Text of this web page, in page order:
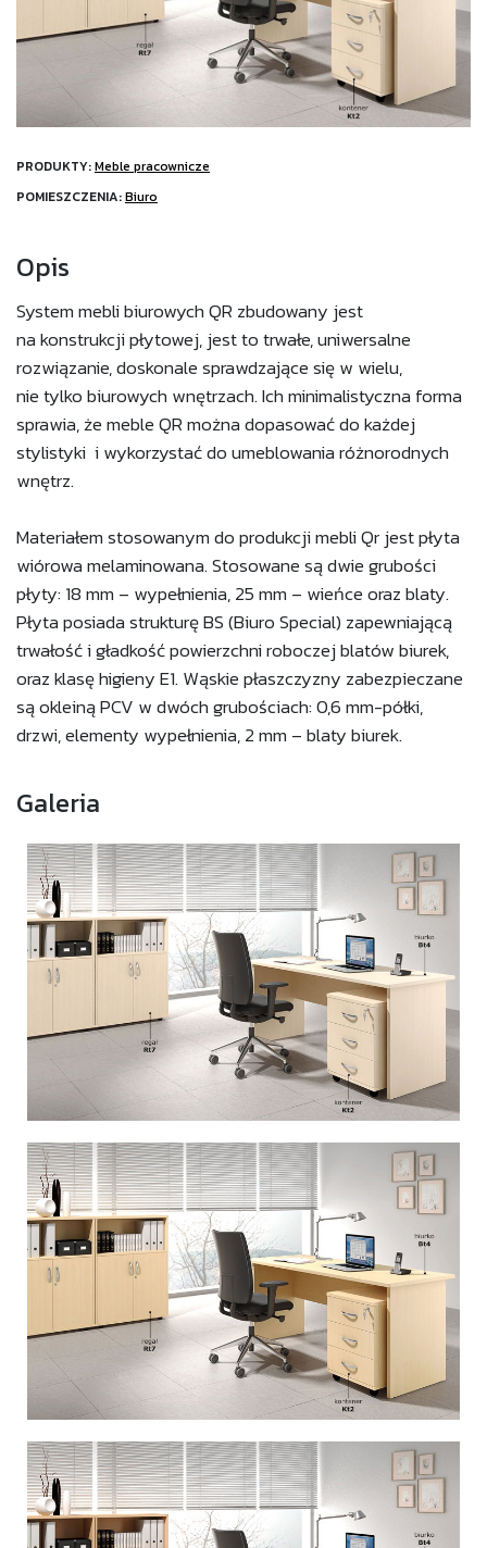
PRODUKTY:Meble pracownicze
POMIESZCZENIA:Biuro
Opis
System mebli biurowych QR zbudowany jest
na konstrukcji płytowej, jest to trwałe, uniwersalne
rozwiązanie, doskonale sprawdzające się w wielu,
nie tylko biurowych wnętrzach. Ich minimalistyczna forma
sprawia, że meble QR można dopasować do każdej
stylistyki i wykorzystać do umeblowania różnorodnych
wnętrz.
Materiałem stosowanym do produkcji mebli Qr jest płyta
wiórowa melaminowana. Stosowane są dwie grubości
płyty: 18 mm – wypełnienia, 25 mm – wieńce oraz blaty.
Płyta posiada strukturę BS (Biuro Special) zapewniającą
trwałość i gładkość powierzchni roboczej blatów biurek,
oraz klasę higieny E1. Wąskie płaszczyzny zabezpieczane
są okleiną PCV w dwóch grubościach: 0,6 mm-półki,
drzwi, elementy wypełnienia, 2 mm – blaty biurek.
Galeria